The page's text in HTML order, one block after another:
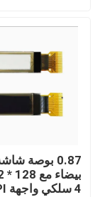
معلومات عنا
4 سلكي واجهة SPI